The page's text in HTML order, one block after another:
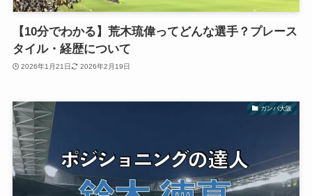
【10分でわかる】荒木琉偉ってどんな選手？プレース
タイル・経歴について
2026年1月21日 2026年2月19日
ガンバ大阪